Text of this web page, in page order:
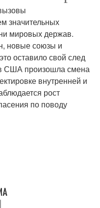
значительных
мировых держав.
новые союзы и
оставило свой след
США произошла смена
внутренней и
рост
по поводу